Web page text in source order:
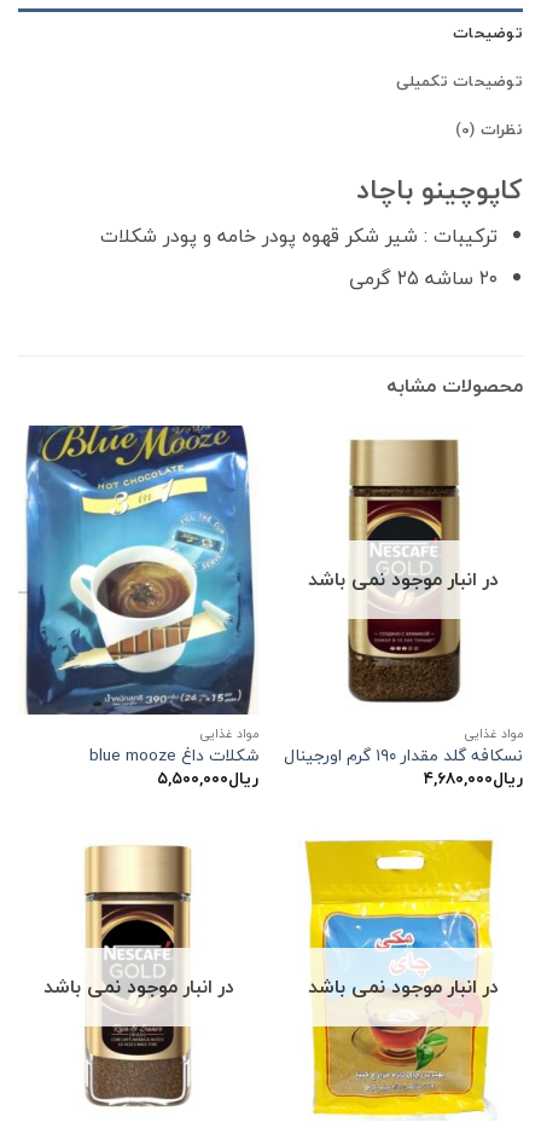
توضیحات
توضیحات تکمیلی
نظرات (0)
کاپوچینو باچاد
ترکیبات : شیر شکر قهوه پودر خامه و پودر شکلات
۲۰ ساشه ۲۵ گرمی
محصولات مشابه
در انبار موجود نمی باشد
مواد غذایی
نسکافه گلد مقدار ۱۹۰ گرم اورجینال
ریال۴,۶۸۰,۰۰۰
مواد غذایی
شکلات داغ blue mooze
ریال۵,۵۰۰,۰۰۰
در انبار موجود نمی باشد در انبار موجود نمی باشد